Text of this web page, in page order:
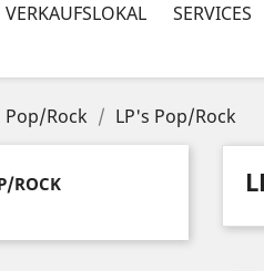
VERKAUFSLOKAL SERVICES
Pop/Rock LP's Pop/Rock
ROCK